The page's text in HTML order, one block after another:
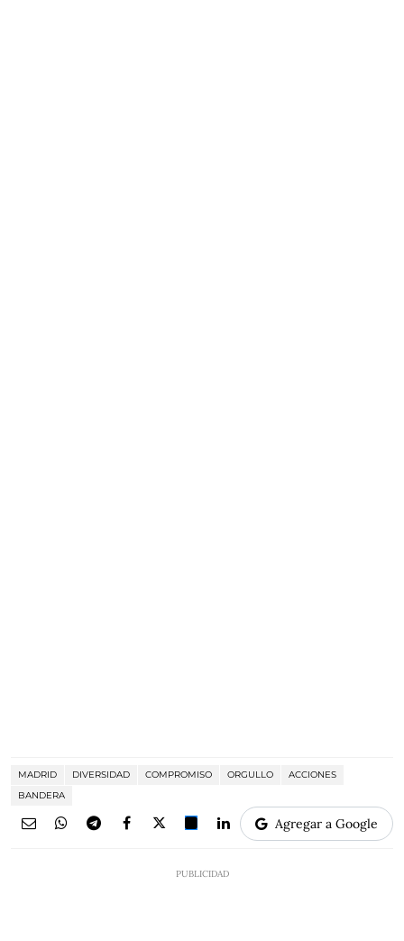
MADRID DIVERSIDAD COMPROMISO ORGULLO
ACCIONES
BANDERA
Agregar a Google